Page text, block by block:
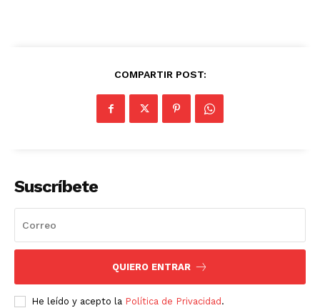
COMPARTIR POST:
Suscríbete
QUIERO ENTRAR
He leído y acepto la Política de Privacidad .